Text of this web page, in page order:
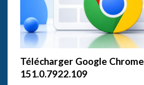
Télécharger Google Chrome
151.0.7922.109